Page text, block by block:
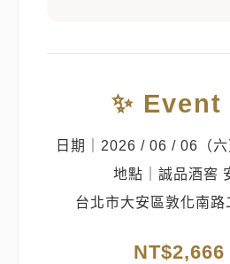
✨
日期｜2026 / 06 / 06（
地點｜誠品酒窖
台北市大安區敦化南
NT$2,666